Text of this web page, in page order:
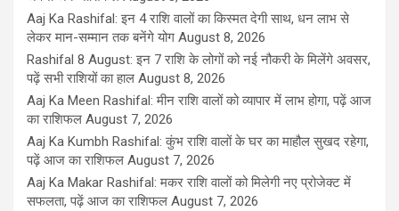
Aaj Ka Rashifal: इन 4 राशि वालों का किस्मत देगी साथ, धन लाभ से
लेकर मान-सम्मान तक बनेंगे योग August 8, 2026
Rashifal 8 August: इन 7 राशि के लोगों को नई नौकरी के मिलेंगे अवसर,
पढ़ें सभी राशियों का हाल August 8, 2026
Aaj Ka Meen Rashifal: मीन राशि वालों को व्यापार में लाभ होगा, पढ़ें आज
का राशिफल August 7, 2026
Aaj Ka Kumbh Rashifal: कुंभ राशि वालों के घर का माहौल सुखद रहेगा,
पढ़ें आज का राशिफल August 7, 2026
Aaj Ka Makar Rashifal: मकर राशि वालों को मिलेगी नए प्रोजेक्ट में
सफलता, पढ़ें आज का राशिफल August 7, 2026